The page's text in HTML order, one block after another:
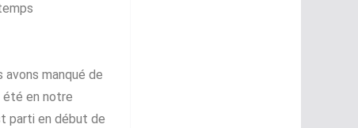
avons manqué de
été en notre
parti en début de